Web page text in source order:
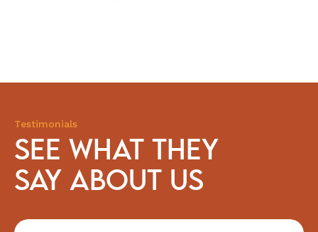
Testimonials
SEE WHAT THEY
SAY ABOUT US